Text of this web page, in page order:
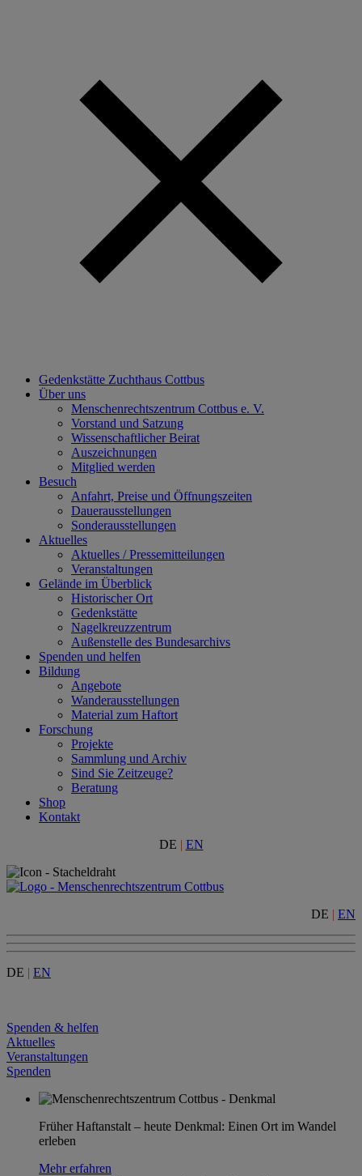
Gedenkstätte Zuchthaus Cottbus
Über uns
Menschenrechtszentrum Cottbus e. V.
Vorstand und Satzung
Wissenschaftlicher Beirat
Auszeichnungen
Mitglied werden
Besuch
Anfahrt, Preise und Öffnungszeiten
Dauerausstellungen
Sonderausstellungen
Aktuelles
Aktuelles / Pressemitteilungen
Veranstaltungen
Gelände im Überblick
Historischer Ort
Gedenkstätte
Nagelkreuzzentrum
Außenstelle des Bundesarchivs
Spenden und helfen
Bildung
Angebote
Wanderausstellungen
Material zum Haftort
Forschung
Projekte
Sammlung und Archiv
Sind Sie Zeitzeuge?
Beratung
Shop
Kontakt
DE | EN
DE | EN
DE | EN
Spenden & helfen
Aktuelles
Veranstaltungen
Spenden
Früher Haftanstalt – heute Denkmal: Einen Ort im Wandel
erleben
Mehr erfahren